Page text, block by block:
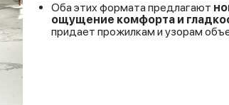
Оба этих формата предлагают
ощущение комфорта и
придает прожилкам и узорам